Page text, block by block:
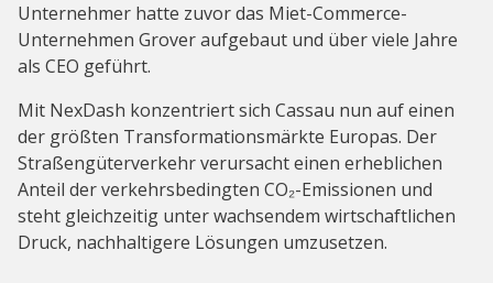
Unternehmer hatte zuvor das Miet-Commerce-
Unternehmen Grover aufgebaut und über viele Jahre
als CEO geführt.
Mit NexDash konzentriert sich Cassau nun auf einen
der größten Transformationsmärkte Europas. Der
Straßengüterverkehr verursacht einen erheblichen
Anteil der verkehrsbedingten CO₂-Emissionen und
steht gleichzeitig unter wachsendem wirtschaftlichen
Druck, nachhaltigere Lösungen umzusetzen.